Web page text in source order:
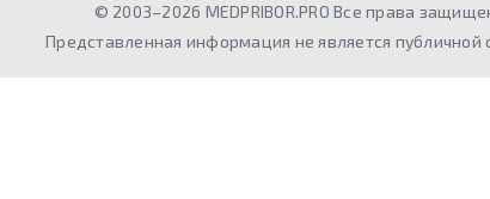
© 2003–2026 MEDPRIBOR.PRO Все права
Представленная информация не является публичной